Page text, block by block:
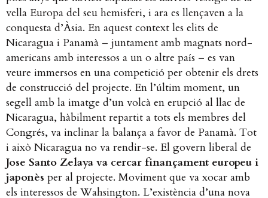
vella Europa del seu hemisferi, i ara es llençaven a la
conquesta d’Àsia. En aquest context les elits de
Nicaragua i Panamà – juntament amb magnats nord-
americans amb interessos a un o altre país – es van
veure immersos en una competició per obtenir els drets
de construcció del projecte. En l’últim moment, un
segell amb la imatge d’un volcà en erupció al llac de
Nicaragua, hàbilment repartit a tots els membres del
Congrés, va inclinar la balança a favor de Panamà. Tot
i això Nicaragua no va rendir-se. El govern liberal de
Jose Santo Zelaya va cercar finançament europeu i
japonès per al projecte. Moviment que va xocar amb
els interessos de Wahsington. L’existència d’una nova